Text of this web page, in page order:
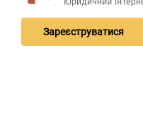
Зареєструватися